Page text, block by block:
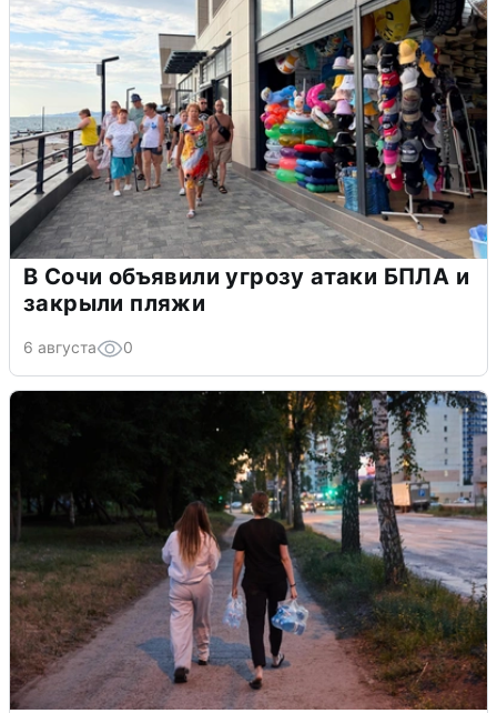
В Сочи объявили угрозу атаки БПЛА и
закрыли пляжи
6 августа 0